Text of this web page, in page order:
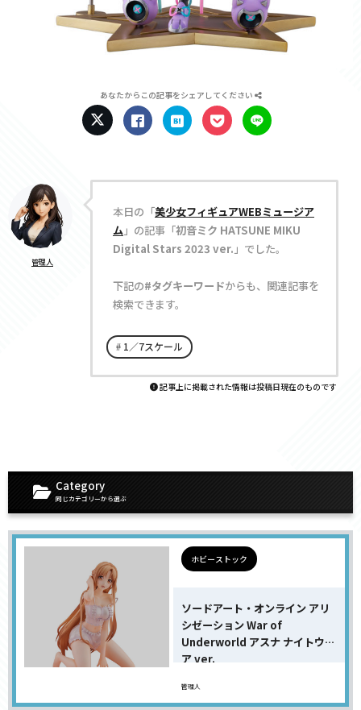
あなたからこの記事をシェアしてください
管理人
本日の「美少女フィギュアWEBミュージア
ム」の記事「初音ミク HATSUNE MIKU
Digital Stars 2023 ver. 」でした。
下記の#タグキーワードからも、関連記事を
検索できます。
1／7スケール
記事上に掲載された情報は投稿日現在のものです
Category
同じカテゴリーから選ぶ
ホビーストック
ソードアート・オンライン アリ
シゼーション War of
Underworld アスナ ナイトウェ
ア ver.
管理人